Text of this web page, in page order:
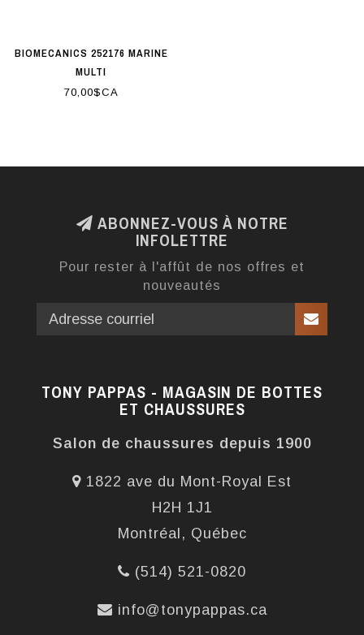
BIOMECANICS 252176 MARINE
MULTI
70,00$CA
ABONNEZ-VOUS À NOTRE
INFOLETTRE
Pour rester à l'affût de nos offres et
nouveautés
TONY PAPPAS - MAGASIN DE BOTTES
ET CHAUSSURES
Salon de chaussures depuis 1900
1822 ave du Mont-Royal Est
H2H 1J1
Montréal, Québec
(514) 521-0820
info@tonypappas.ca